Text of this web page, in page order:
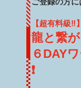
ご登録の方に
【超有料級‼️】
龍と繋
６DAY
❗️